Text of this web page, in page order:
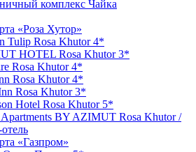
комплекс Чайка
«Роза Хутор»
Tulip Rosa Khutor 4*
HOTEL Rosa Khutor 3*
Rosa Khutor 4*
Rosa Khutor 4*
Rosa Khutor 3*
Hotel Rosa Khutor 5*
Apartments BY AZIMUT Rosa Khutor /
«Газпром»